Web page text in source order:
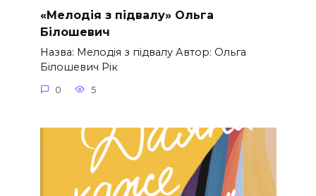
«Мелодія з підвалу» Ольга
Білошевич
Назва: Мелодія з підвалу Автор: Ольга
Білошевич Рік
0 5